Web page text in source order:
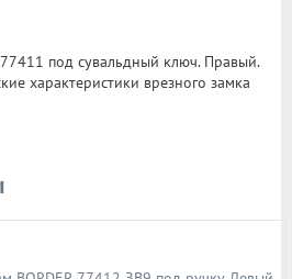
под сувальдный ключ. Правый.
характеристики врезного замка